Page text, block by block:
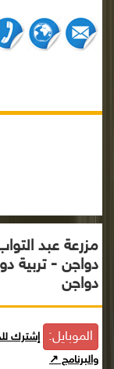
مزرعة عبد
دواجن - تربية
دواجن
الموبايل: إشترك
والبرنامج ↗